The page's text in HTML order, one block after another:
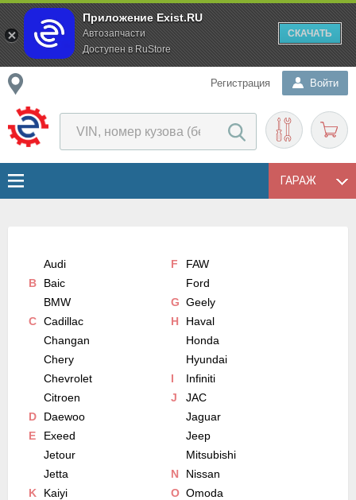
Приложение Exist.RU
Автозапчасти
Доступен в RuStore
СКАЧАТЬ
Регистрация Войти
ГАРАЖ
Audi
B
Baic
BMW
C Cadillac
Changan
Chery
Chevrolet
Citroen
D
Daewoo
E
Exeed
F
FAW
Ford
G Geely
H
Haval
Honda
Hyundai
I
Infiniti
J
JAC
Jaguar
Jeep
Jetour
Jetta
K
Kaiyi
Mitsubishi
N
Nissan
O Omoda